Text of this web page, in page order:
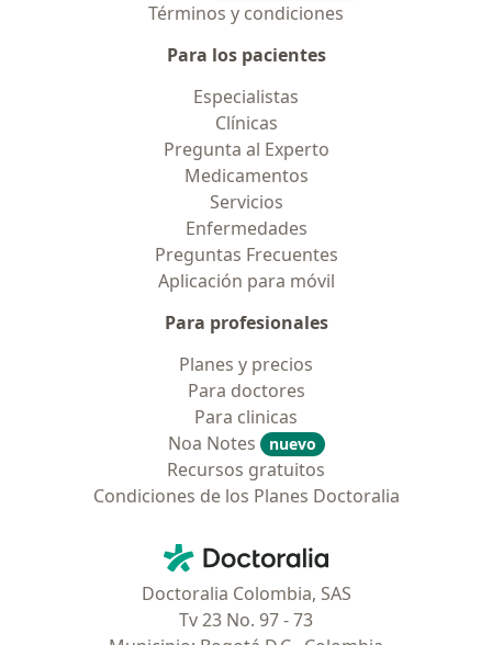
Términos y condiciones
Para los pacientes
Especialistas
Clínicas
Pregunta al Experto
Medicamentos
Servicios
Enfermedades
Preguntas Frecuentes
Aplicación para móvil
Para profesionales
Planes y precios
Para doctores
Para clinicas
Noa Notes
nuevo
Recursos gratuitos
Condiciones de los Planes Doctoralia
Doctoralia - Página de inicio
Doctoralia Colombia, SAS
Tv 23 No. 97 - 73